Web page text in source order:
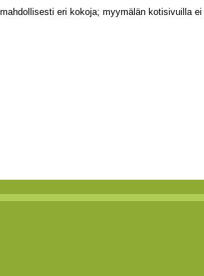
eri kokoja; myymälän kotisivuilla